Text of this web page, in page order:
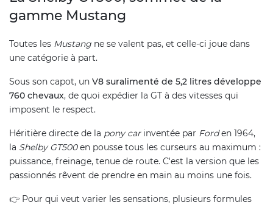
gamme Mustang
Toutes les Mustang ne se valent pas, et celle-ci joue dans
une catégorie à part.
Sous son capot, un V8 suralimenté de 5,2 litres développe
760 chevaux, de quoi expédier la GT à des vitesses qui
imposent le respect.
Héritière directe de la pony carinventée par Forden 1964,
la Shelby GT500en pousse tous les curseurs au maximum :
puissance, freinage, tenue de route. C'est la version que les
passionnés rêvent de prendre en main au moins une fois.
👉 Pour qui veut varier les sensations, plusieurs formules